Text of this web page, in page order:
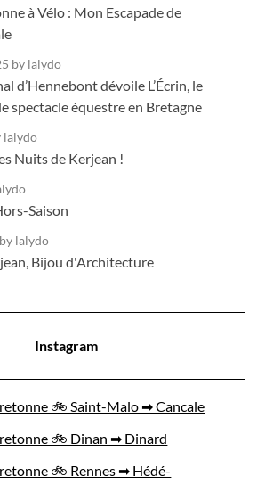
à Vélo : Mon Escapade de
by lalydo
d’Hennebont dévoile L’Écrin, le
spectacle équestre en Bretagne
lalydo
Nuits de Kerjean !
Saison
by lalydo
Bijou d'Architecture
Instagram